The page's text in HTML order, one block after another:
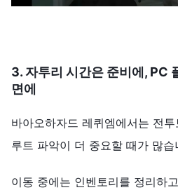
3. 자투리 시간은 준비에, PC
면에
바아오하자드 레퀴엠에서는 전
루트 파악이 더 중요할 때가 많습
이동 중에는 인벤토리를 정리하